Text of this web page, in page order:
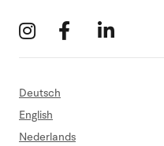
Deutsch
English
Nederlands